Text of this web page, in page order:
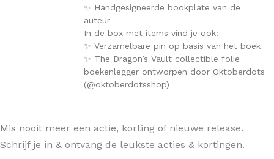
✨ Handgesigneerde bookplate van de
auteur
In de box met items vind je ook:
✨ Verzamelbare pin op basis van het boek
✨ The Dragon’s Vault collectible folie
boekenlegger ontworpen door Oktoberdots
(@oktoberdotsshop)
Mis nooit meer een actie, korting of nieuwe release.
Schrijf je in & ontvang de leukste acties & kortingen.